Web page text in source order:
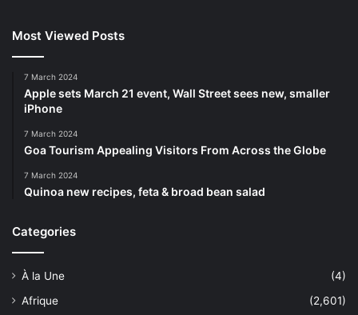
Most Viewed Posts
7 March 2024
Apple sets March 21 event, Wall Street sees new, smaller
iPhone
7 March 2024
Goa Tourism Appealing Visitors From Across the Globe
7 March 2024
Quinoa new recipes, feta & broad bean salad
Categories
À la Une
(4)
Afrique
(2,601)